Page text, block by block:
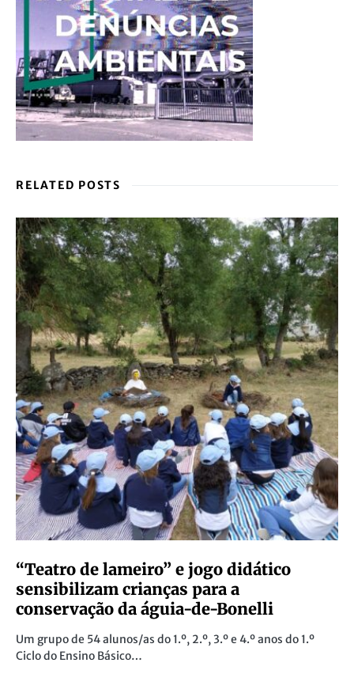
RELATED POSTS
“Teatro de lameiro” e jogo didático
sensibilizam crianças para a
conservação da águia-de-Bonelli
Um grupo de 54 alunos/as do 1.º, 2.º, 3.º e 4.º anos do 1.º
Ciclo do Ensino Básico…